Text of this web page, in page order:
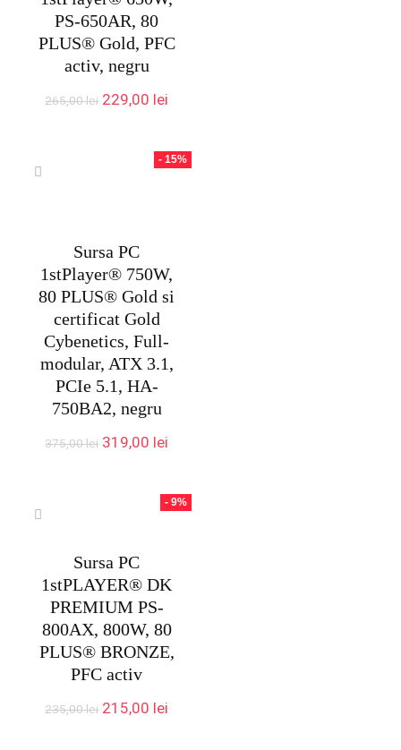
PS-650AR, 80
PLUS® Gold, PFC
activ, negru
265,00lei Prețul
265,00 lei.
229,00 lei
229,00 lei.
- 15%
Sursa PC
1stPlayer® 750W,
80 PLUS® Gold si
certificat Gold
Cybenetics, Full-
modular, ATX 3.1,
PCIe 5.1, HA-
750BA2, negru
375,00lei Prețul
375,00 lei.
319,00 lei
319,00 lei.
- 9%
Sursa PC
1stPLAYER® DK
PREMIUM PS-
800AX, 800W, 80
PLUS® BRONZE,
PFC activ
235,00lei Prețul
215,00 lei